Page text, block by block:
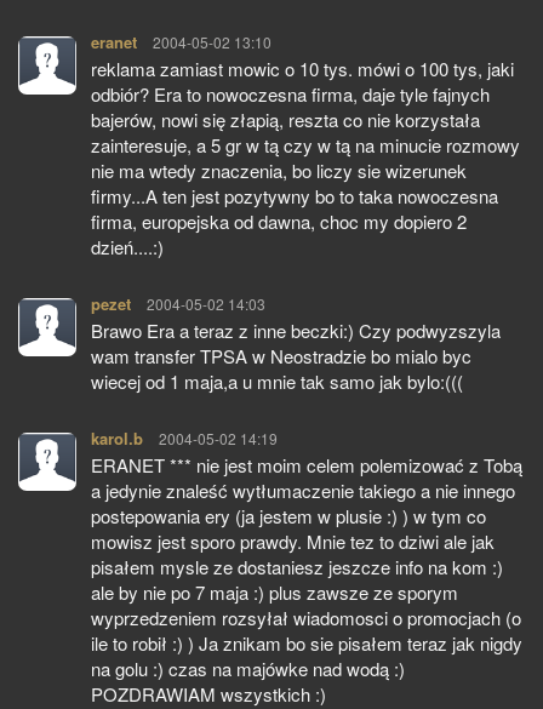
eranet pisze:
2004-05-02 13:10
reklama zamiast mowic o 10 tys. mówi o 100 tys, jaki
odbiór? Era to nowoczesna firma, daje tyle fajnych
bajerów, nowi się złapią, reszta co nie korzystała
zainteresuje, a 5 gr w tą czy w tą na minucie rozmowy
nie ma wtedy znaczenia, bo liczy sie wizerunek
firmy...A ten jest pozytywny bo to taka nowoczesna
firma, europejska od dawna, choc my dopiero 2
dzień....:)
pezet pisze:
2004-05-02 14:03
Brawo Era a teraz z inne beczki:) Czy podwyzszyla
wam transfer TPSA w Neostradzie bo mialo byc
wiecej od 1 maja,a u mnie tak samo jak bylo:(((
karol.b pisze:
2004-05-02 14:19
ERANET *** nie jest moim celem polemizować z Tobą
a jedynie znaleść wytłumaczenie takiego a nie innego
postepowania ery (ja jestem w plusie :) ) w tym co
mowisz jest sporo prawdy. Mnie tez to dziwi ale jak
pisałem mysle ze dostaniesz jeszcze info na kom :)
ale by nie po 7 maja :) plus zawsze ze sporym
wyprzedzeniem rozsyłał wiadomosci o promocjach (o
ile to robił :) ) Ja znikam bo sie pisałem teraz jak nigdy
na golu :) czas na majówke nad wodą :)
POZDRAWIAM wszystkich :)